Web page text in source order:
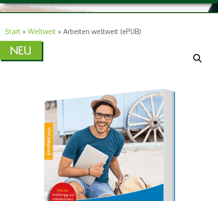
Start » Weltweit » Arbeiten weltweit (ePUB)